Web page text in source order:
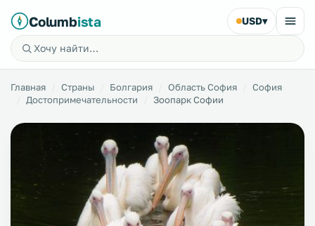
Columbista USD▾
Главная Страны Болгария Область София
София
Достопримечательности
Зоопарк Софии